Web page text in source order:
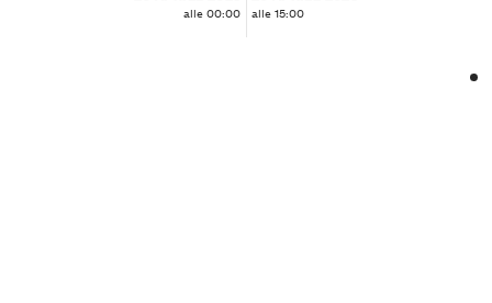
alle 00:00 alle 15:00